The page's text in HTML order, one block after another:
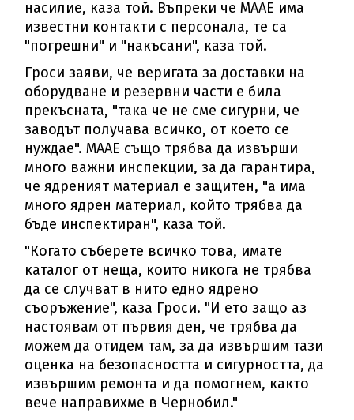
насилие, каза той. Въпреки че МААЕ има
известни контакти с персонала, те са
"погрешни" и "накъсани", каза той.
Гроси заяви, че веригата за доставки на
оборудване и резервни части е била
прекъсната, "така че не сме сигурни, че
заводът получава всичко, от което се
нуждае". МААЕ също трябва да извърши
много важни инспекции, за да гарантира,
че ядреният материал е защитен, "а има
много ядрен материал, който трябва да
бъде инспектиран", каза той.
"Когато съберете всичко това, имате
каталог от неща, които никога не трябва
да се случват в нито едно ядрено
съоръжение", каза Гроси. "И ето защо аз
настоявам от първия ден, че трябва да
можем да отидем там, за да извършим тази
оценка на безопасността и сигурността, да
извършим ремонта и да помогнем, както
вече направихме в Чернобил."